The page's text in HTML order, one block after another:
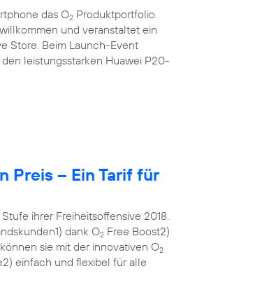
das O2 Produktportfolio.
und veranstaltet ein
Store. Beim Launch-Event
leistungsstarken Huawei P20-
Preis – Ein Tarif für
ihrer Freiheitsoffensive 2018.
dank O2 Free Boost2)
sie mit der innovativen O2
einfach und flexibel für alle